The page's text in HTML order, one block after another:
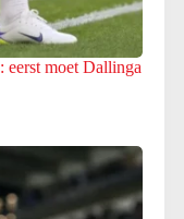
eerst moet Dallinga